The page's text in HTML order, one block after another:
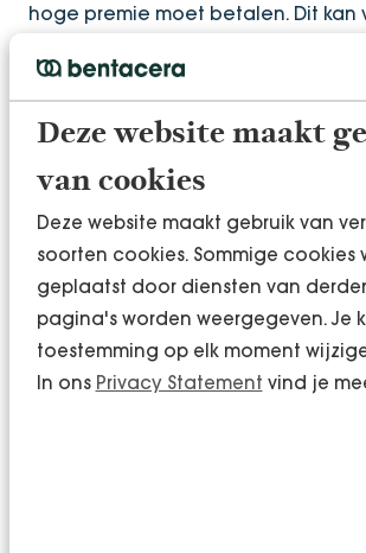
Deze website maakt
van cookies
Deze website maakt gebruik van
soorten cookies. Sommige cookies
geplaatst door diensten van
pagina's worden weergegeven. Je
toestemming op elk moment
In ons Privacy Statement vind je
hoge premie moet betalen. Dit kan
Een nieuwe werknemer gaat
maanden na indiensttreding
Een werknemer met een
minder dan 35 uur per week,
kalenderjaar meer dan 30%
De hoge WW-premie kun je